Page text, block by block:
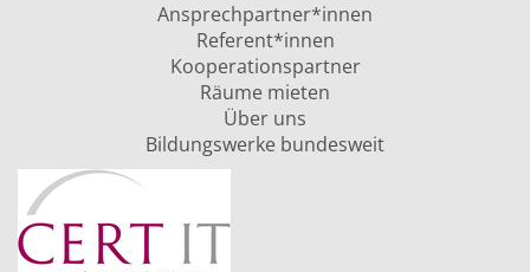
Ansprechpartner*innen
Referent*innen
Kooperationspartner
Räume mieten
Über uns
Bildungswerke bundesweit